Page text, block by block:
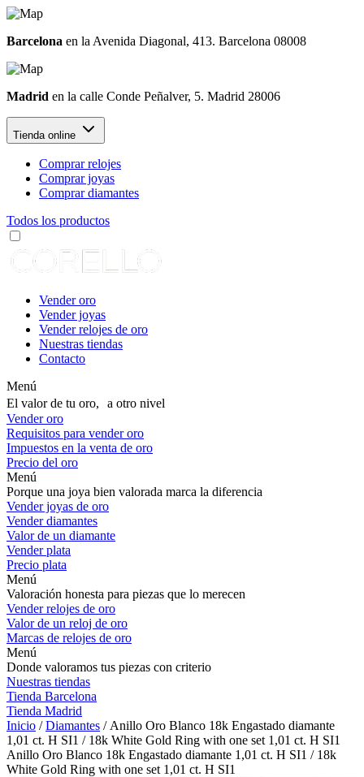
Barcelona en la Avenida Diagonal, 413. Barcelona 08008
Madrid en la calle Conde Peñalver, 5. Madrid 28006
Tienda online
Comprar relojes
Comprar joyas
Comprar diamantes
Todos los productos
Vender oro
Vender joyas
Vender relojes de oro
Nuestras tiendas
Contacto
Menú
El valor de tu oro, a otro nivel
Vender oro
Requisitos para vender oro
Impuestos en la venta de oro
Precio del oro
Menú
Porque una joya bien valorada marca la diferencia
Vender joyas de oro
Vender diamantes
Valor de un diamante
Vender plata
Precio plata
Menú
Valoración honesta para piezas que lo merecen
Vender relojes de oro
Valor de un reloj de oro
Marcas de relojes de oro
Menú
Donde valoramos tus piezas con criterio
Nuestras tiendas
Tienda Barcelona
Tienda Madrid
Inicio /Diamantes / Anillo Oro Blanco 18k Engastado diamante
1,01 ct. H SI1 / 18k White Gold Ring with one set 1,01 ct. H SI1
Anillo Oro Blanco 18k Engastado diamante 1,01 ct. H SI1 / 18k
White Gold Ring with one set 1,01 ct. H SI1